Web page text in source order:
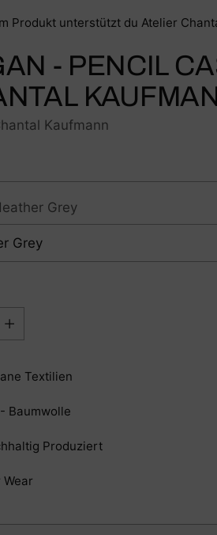
Produkt unterstützt du Atelier
- PENCIL
Kaufmann
Grey
Textilien
Baumwolle
Produziert
Wear